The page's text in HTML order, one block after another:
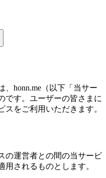
honn.me（以下「当サー
です。ユーザーの皆さまに
をご利用いただきます。
の運営者との間の当サービ
用されるものとします。